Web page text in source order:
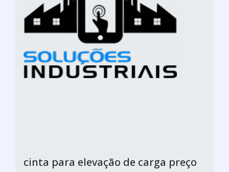
cinta para elevação de carga preço